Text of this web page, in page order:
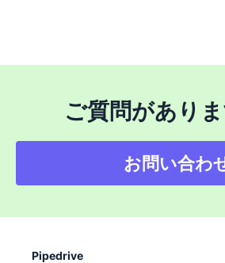
ご質問があり
お問い合わ
Pipedrive